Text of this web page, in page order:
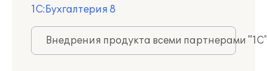
1С:Бухгалтерия 8
Внедрения продукта всеми партнерами